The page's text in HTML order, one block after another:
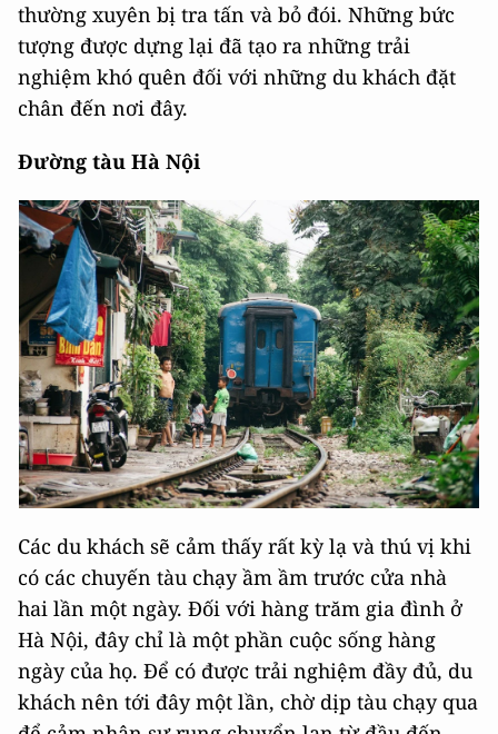
thường xuyên bị tra tấn và bỏ đói. Những bức
tượng được dựng lại đã tạo ra những trải
nghiệm khó quên đối với những du khách đặt
chân đến nơi đây.
Đường tàu Hà Nội
Các du khách sẽ cảm thấy rất kỳ lạ và thú vị khi
có các chuyến tàu chạy ầm ầm trước cửa nhà
hai lần một ngày. Đối với hàng trăm gia đình ở
Hà Nội, đây chỉ là một phần cuộc sống hàng
ngày của họ. Để có được trải nghiệm đầy đủ, du
khách nên tới đây một lần, chờ dịp tàu chạy qua